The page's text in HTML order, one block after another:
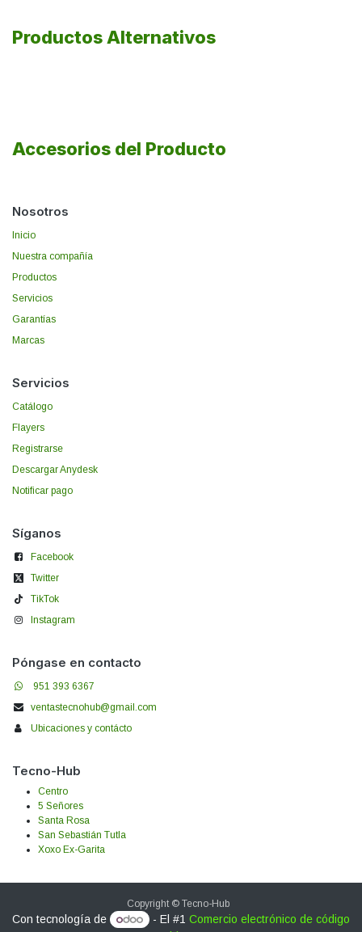
Productos Alternativos
Accesorios del Producto
Nosotros
Inicio
Nuestra compañía
Productos
Servicios
Garantías
Marcas
Servicios
Catálogo
Flayers
Registrarse
Descargar Anydesk
Notificar pago
Síganos
Facebook
Twitter
TikTok
Instagram
Póngase en contacto
951 393 6367
ventastecnohub@gmail.com
Ubicaciones y contácto
Tecno-Hub
Centro
5 Señores
Santa Rosa
San Sebastián Tutla
Xoxo Ex-Garita
Copyright © Tecno-Hub
Con tecnología de - El #1 Comercio electrónico de código